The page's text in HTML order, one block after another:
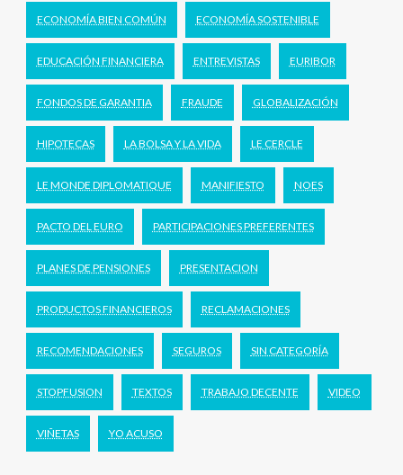
ECONOMÍA BIEN COMÚN ECONOMÍA SOSTENIBLE
EDUCACIÓN FINANCIERA ENTREVISTAS EURIBOR
FONDOS DE GARANTIA FRAUDE GLOBALIZACIÓN
HIPOTECAS LA BOLSA Y LA VIDA LE CERCLE
LE MONDE DIPLOMATIQUE MANIFIESTO NOES
PACTO DEL EURO PARTICIPACIONES PREFERENTES
PLANES DE PENSIONES PRESENTACION
PRODUCTOS FINANCIEROS RECLAMACIONES
RECOMENDACIONES SEGUROS SIN CATEGORÍA
STOPFUSION TEXTOS TRABAJO DECENTE VIDEO
VIÑETAS YO ACUSO